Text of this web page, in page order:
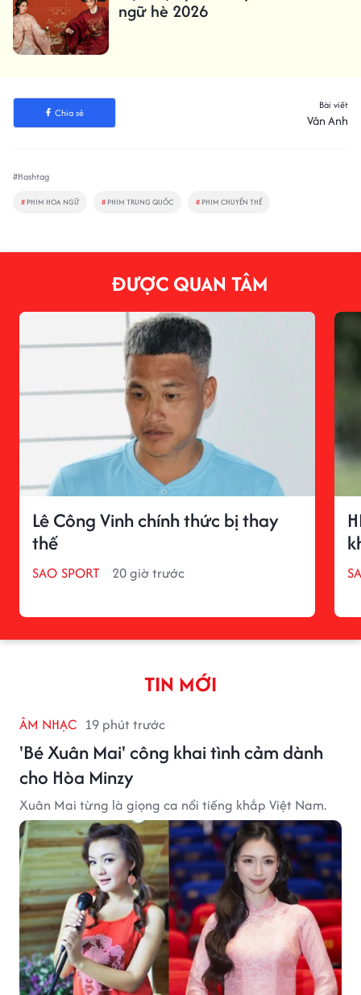
ngữ hè 2026
Chia sẻ
Bài viết
Vân Anh
#Hashtag
# PHIM HOA NGỮ # PHIM TRUNG QUỐC # PHIM CHUYỂN THỂ
ĐƯỢC QUAN TÂM
Lê Công Vinh chính thức bị thay
thế
SAO SPORT 20 giờ trước
TIN MỚI
ÂM NHẠC 19 phút trước
'Bé Xuân Mai' công khai tình cảm dành
cho Hòa Minzy
Xuân Mai từng là giọng ca nổi tiếng khắp Việt Nam.